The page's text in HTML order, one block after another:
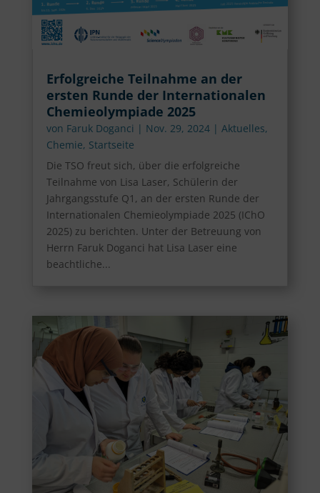
Erfolgreiche Teilnahme an der
ersten Runde der Internationalen
Chemieolympiade 2025
von Faruk Doganci | Nov. 29, 2024| Aktuelles,
Chemie, Startseite
Die TSO freut sich, über die erfolgreiche
Teilnahme von Lisa Laser, Schülerin der
Jahrgangsstufe Q1, an der ersten Runde der
Internationalen Chemieolympiade 2025 (IChO
2025) zu berichten. Unter der Betreuung von
Herrn Faruk Doganci hat Lisa Laser eine
beachtliche...